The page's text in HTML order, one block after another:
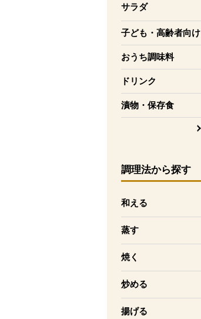
サラダ
子ども・高齢者向け
を開く
おうち調味料
を開く
ドリンク
を開く
漬物・保存食
を開く
調理法から探す
和える
蒸す
焼く
炒める
揚げる